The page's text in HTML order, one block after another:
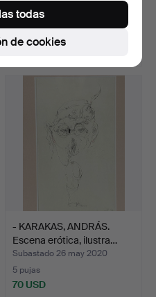
KÜNSTLER. "Tigre que se
arra…
Subastado 18 jun 2020
8 pujas
- KARAKAS, ANDRÁS.
Escena erótica, ilustra…
Subastado 26 may 2020
5 pujas
70 USD
de cookies
todas